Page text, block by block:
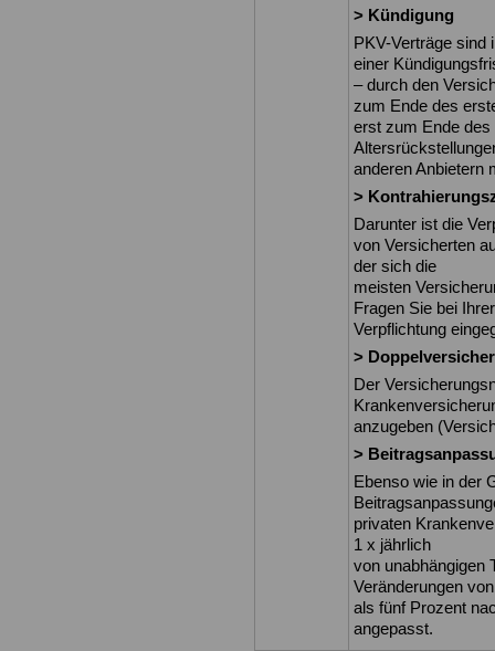
> Kündigung
PKV-Verträge sind
einer
– durch den
zum Ende des
erst zum Ende
anderen Anbietern
>
Darunter ist die
von Versicherten
der sich die
meisten
Fragen Sie bei
Verpflichtung
>
Der
anzugeben
>
Ebenso wie in der
privaten
1 x jährlich
von unabhängigen
Veränderungen
als fünf Prozent
angepasst.